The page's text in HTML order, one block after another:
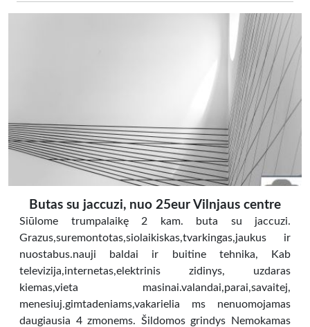
Butas su jaccuzi, nuo 25eur Vilnjaus centre
Siūlome trumpalaikę 2 kam. buta su jaccuzi.
Grazus,suremontotas,siolaikiskas,tvarkingas,jaukus ir
nuostabus.nauji baldai ir buitine tehnika, Kab
televizija,internetas,elektrinis zidinys, uzdaras
kiemas,vieta masinai.valandai,parai,savaitej,
menesiuj.gimtadeniams,vakarielia ms nenuomojamas
daugiausia 4 zmonems. Šildomos grindys Nemokamas